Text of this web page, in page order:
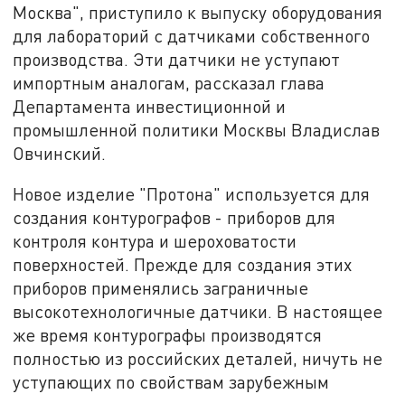
Москва", приступило к выпуску оборудования
для лабораторий с датчиками собственного
производства. Эти датчики не уступают
импортным аналогам, рассказал глава
Департамента инвестиционной и
промышленной политики Москвы Владислав
Овчинский.
Новое изделие "Протона" используется для
создания контурографов - приборов для
контроля контура и шероховатости
поверхностей. Прежде для создания этих
приборов применялись заграничные
высокотехнологичные датчики. В настоящее
же время контурографы производятся
полностью из российских деталей, ничуть не
уступающих по свойствам зарубежным